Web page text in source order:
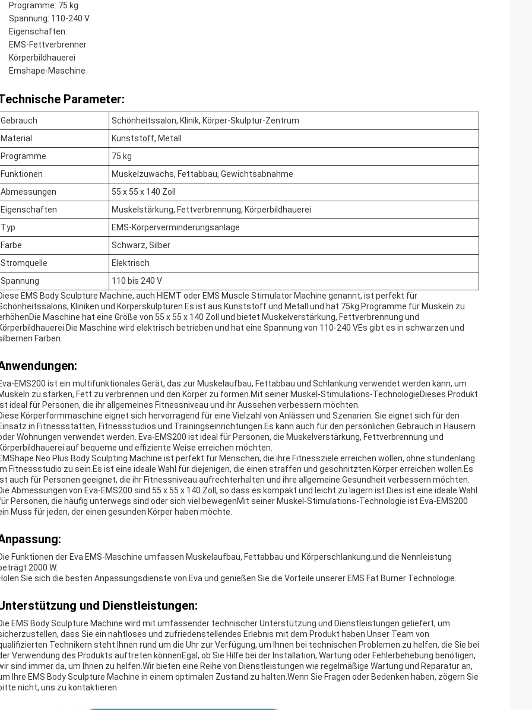
Programme: 75 kg
Spannung: 110-240 V
Eigenschaften:
EMS-Fettverbrenner
Körperbildhauerei
Emshape-Maschine
Parameter:
Gebrauch
Schönheitssalon, Klinik, Körper-Skulptur-Zentrum
Material
Kunststoff, Metall
Programme
75 kg
Funktionen
Muskelzuwachs, Fettabbau, Gewichtsabnahme
Abmessungen
55 x 55 x 140 Zoll
Eigenschaften
Muskelstärkung, Fettverbrennung, Körperbildhauerei
Typ
EMS-Körperverminderungsanlage
Farbe
Schwarz, Silber
Stromquelle
Elektrisch
Spannung
110 bis 240 V
EMS Body Sculpture Machine, auch HIEMT oder EMS Muscle Stimulator Machine genannt, ist perfekt für
Kliniken und Körperskulpturen.Es ist aus Kunststoff und Metall und hat 75kg Programme für Muskeln zu
Maschine hat eine Größe von 55 x 55 x 140 Zoll und bietet Muskelverstärkung, Fettverbrennung und
Maschine wird elektrisch betrieben und hat eine Spannung von 110-240 VEs gibt es in schwarzen und
Farben.
EMS200 ist ein multifunktionales Gerät, das zur Muskelaufbau, Fettabbau und Schlankung verwendet werden kann, um
zu stärken, Fett zu verbrennen und den Körper zu formen.Mit seiner Muskel-Stimulations-TechnologieDieses Produkt
ideal für Personen, die ihr allgemeines Fitnessniveau und ihr Aussehen verbessern möchten.
Körperformmaschine eignet sich hervorragend für eine Vielzahl von Anlässen und Szenarien. Sie eignet sich für den
in Fitnessstätten, Fitnessstudios und Trainingseinrichtungen.Es kann auch für den persönlichen Gebrauch in Häusern
Wohnungen verwendet werden. Eva-EMS200 ist ideal für Personen, die Muskelverstärkung, Fettverbrennung und
auf bequeme und effiziente Weise erreichen möchten.
Neo Plus Body Sculpting Machine ist perfekt für Menschen, die ihre Fitnessziele erreichen wollen, ohne stundenlang
Fitnessstudio zu sein.Es ist eine ideale Wahl für diejenigen, die einen straffen und geschnitzten Körper erreichen wollen.Es
auch für Personen geeignet, die ihr Fitnessniveau aufrechterhalten und ihre allgemeine Gesundheit verbessern möchten.
Abmessungen von Eva-EMS200 sind 55 x 55 x 140 Zoll, so dass es kompakt und leicht zu lagern ist.Dies ist eine ideale Wahl
Personen, die häufig unterwegs sind oder sich viel bewegenMit seiner Muskel-Stimulations-Technologie ist Eva-EMS200
Muss für jeden, der einen gesunden Körper haben möchte.
Funktionen der Eva EMS-Maschine umfassen Muskelaufbau, Fettabbau und Körperschlankung.und die Nennleistung
2000 W.
Sie sich die besten Anpassungsdienste von Eva und genießen Sie die Vorteile unserer EMS Fat Burner Technologie.
und Dienstleistungen:
EMS Body Sculpture Machine wird mit umfassender technischer Unterstützung und Dienstleistungen geliefert, um
dass Sie ein nahtloses und zufriedenstellendes Erlebnis mit dem Produkt haben.Unser Team von
Technikern steht Ihnen rund um die Uhr zur Verfügung, um Ihnen bei technischen Problemen zu helfen, die Sie bei
Verwendung des Produkts auftreten könnenEgal, ob Sie Hilfe bei der Installation, Wartung oder Fehlerbehebung benötigen,
sind immer da, um Ihnen zu helfen.Wir bieten eine Reihe von Dienstleistungen wie regelmäßige Wartung und Reparatur an,
Ihre EMS Body Sculpture Machine in einem optimalen Zustand zu halten.Wenn Sie Fragen oder Bedenken haben, zögern Sie
nicht, uns zu kontaktieren.